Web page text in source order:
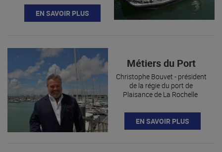
EN SAVOIR PLUS
Métiers du Port
Christophe Bouvet - président
de la régie du port de
Plaisance de La Rochelle
EN SAVOIR PLUS